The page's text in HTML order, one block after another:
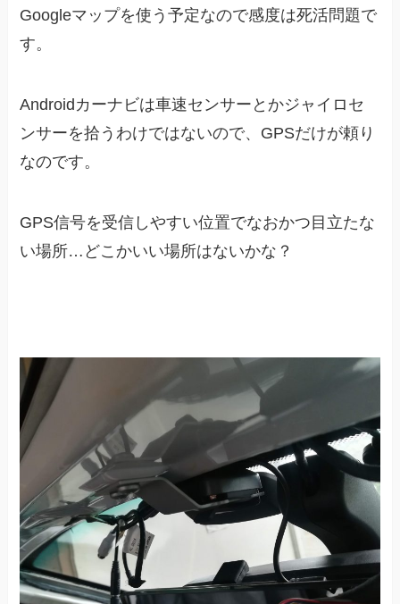
Googleマップを使う予定なので感度は死活問題で
す。
Androidカーナビは車速センサーとかジャイロセ
ンサーを拾うわけではないので、GPSだけが頼り
なのです。
GPS信号を受信しやすい位置でなおかつ目立たな
い場所…どこかいい場所はないかな？